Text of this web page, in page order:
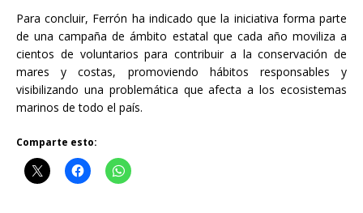
Para concluir, Ferrón ha indicado que la iniciativa forma parte
de una campaña de ámbito estatal que cada año moviliza a
cientos de voluntarios para contribuir a la conservación de
mares y costas, promoviendo hábitos responsables y
visibilizando una problemática que afecta a los ecosistemas
marinos de todo el país.
Comparte esto: